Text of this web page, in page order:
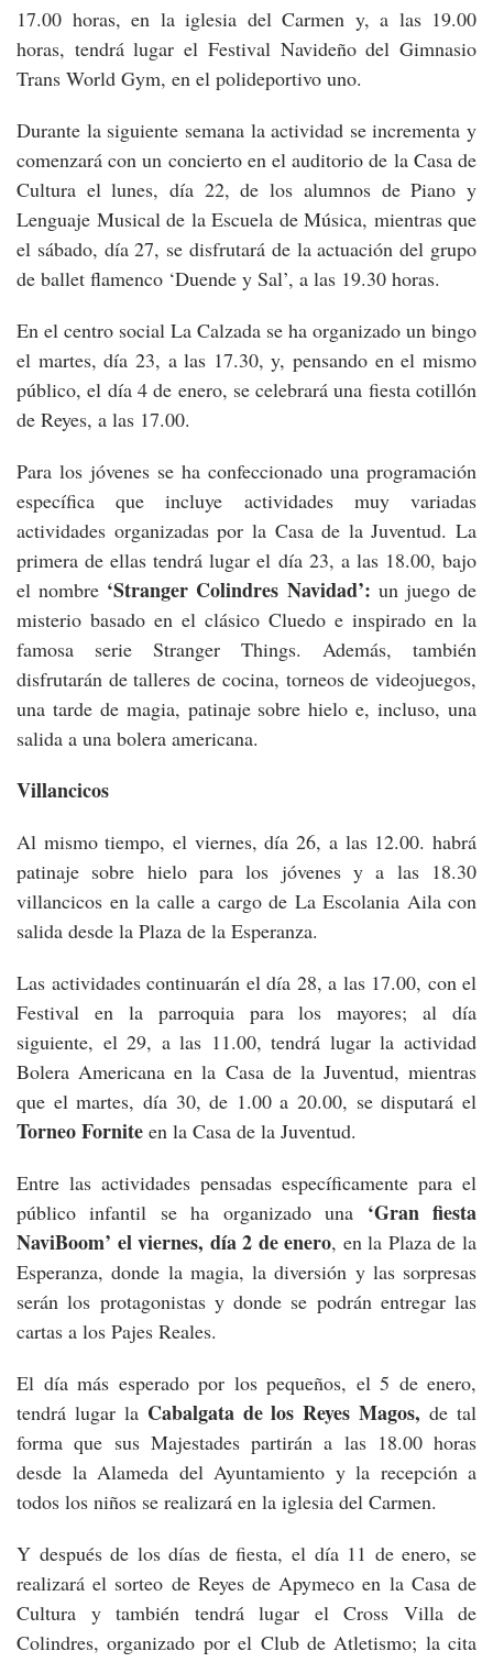
17.00 horas, en la iglesia del Carmen y, a las 19.00
horas, tendrá lugar el Festival Navideño del Gimnasio
Trans World Gym, en el polideportivo uno.
Durante la siguiente semana la actividad se incrementa y
comenzará con un concierto en el auditorio de la Casa de
Cultura el lunes, día 22, de los alumnos de Piano y
Lenguaje Musical de la Escuela de Música, mientras que
el sábado, día 27, se disfrutará de la actuación del grupo
de ballet flamenco ‘Duende y Sal’, a las 19.30 horas.
En el centro social La Calzada se ha organizado un bingo
el martes, día 23, a las 17.30, y, pensando en el mismo
público, el día 4 de enero, se celebrará una fiesta cotillón
de Reyes, a las 17.00.
Para los jóvenes se ha confeccionado una programación
específica que incluye actividades muy variadas
actividades organizadas por la Casa de la Juventud. La
primera de ellas tendrá lugar el día 23, a las 18.00, bajo
el nombre ‘Stranger Colindres Navidad’: un juego de
misterio basado en el clásico Cluedo e inspirado en la
famosa serie Stranger Things. Además, también
disfrutarán de talleres de cocina, torneos de videojuegos,
una tarde de magia, patinaje sobre hielo e, incluso, una
salida a una bolera americana.
Villancicos
Al mismo tiempo, el viernes, día 26, a las 12.00. habrá
patinaje sobre hielo para los jóvenes y a las 18.30
villancicos en la calle a cargo de La Escolania Aila con
salida desde la Plaza de la Esperanza.
Las actividades continuarán el día 28, a las 17.00, con el
Festival en la parroquia para los mayores; al día
siguiente, el 29, a las 11.00, tendrá lugar la actividad
Bolera Americana en la Casa de la Juventud, mientras
que el martes, día 30, de 1.00 a 20.00, se disputará el
Torneo Fornite en la Casa de la Juventud.
Entre las actividades pensadas específicamente para el
público infantil se ha organizado una ‘Gran fiesta
NaviBoom’ el viernes, día 2 de enero, en la Plaza de la
Esperanza, donde la magia, la diversión y las sorpresas
serán los protagonistas y donde se podrán entregar las
cartas a los Pajes Reales.
El día más esperado por los pequeños, el 5 de enero,
tendrá lugar la Cabalgata de los Reyes Magos,de tal
forma que sus Majestades partirán a las 18.00 horas
desde la Alameda del Ayuntamiento y la recepción a
todos los niños se realizará en la iglesia del Carmen.
Y después de los días de fiesta, el día 11 de enero, se
realizará el sorteo de Reyes de Apymeco en la Casa de
Cultura y también tendrá lugar el Cross Villa de
Colindres, organizado por el Club de Atletismo; la cita